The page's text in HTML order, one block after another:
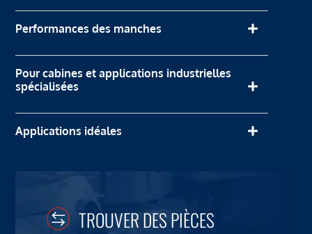
Performances des manches
Pour cabines et applications industrielles
spécialisées
Applications idéales
TROUVER DES PIÈCES